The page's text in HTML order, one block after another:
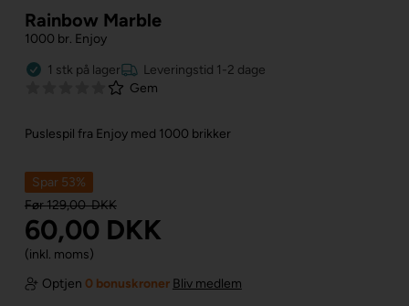
Rainbow Marble
1000 br. Enjoy
1 stk på lager
Leveringstid 1-2 dage
Gem
Puslespil fra Enjoy med 1000 brikker
Spar 53%
Før129,00DKK
60,00 DKK
(inkl. moms)
Optjen 0 bonuskroner Bliv medlem